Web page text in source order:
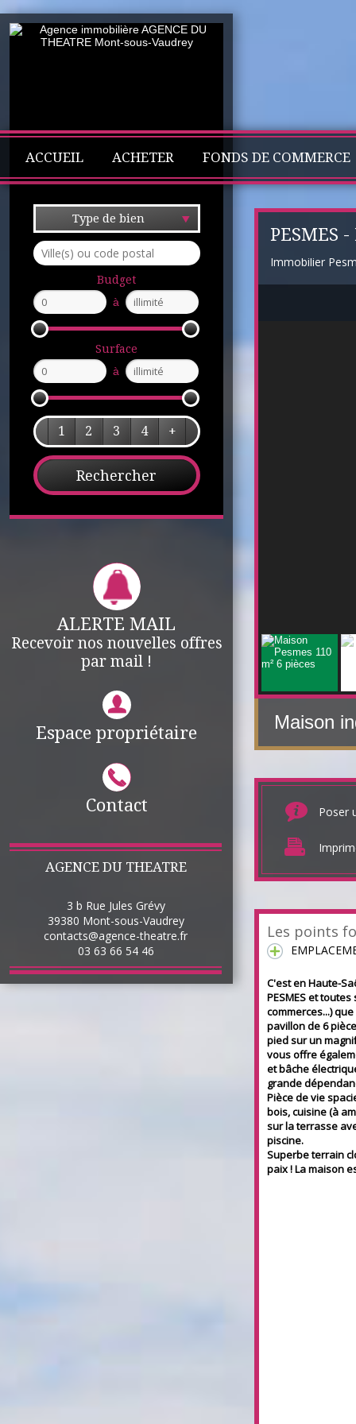
ACCUEIL ACHETER FONDS DE COMMERCE
Type de bien
Budget
à
Surface
à
1 2 3 4 +
ALERTE MAIL
Recevoir nos nouvelles offres
par mail !
Espace propriétaire
Contact
AGENCE DU THEATRE
3 b Rue Jules Grévy
39380 Mont-sous-Vaudrey
contacts@agence-theatre.fr
03 63 66 54 46
PESMES
Immobilier
Maison
Poser
Les points
C'est en Haute-
PESMES et
commerces...)
pavillon de 6
pied sur un
vous offre
et bâche
grande
Pièce de vie
bois, cuisine (à
sur la terrasse
piscine.
Superbe terrain
paix ! La maison